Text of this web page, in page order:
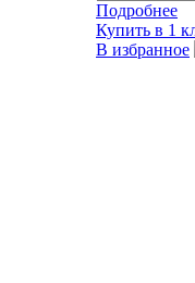
Подробнее
Купить в 1
В избранное